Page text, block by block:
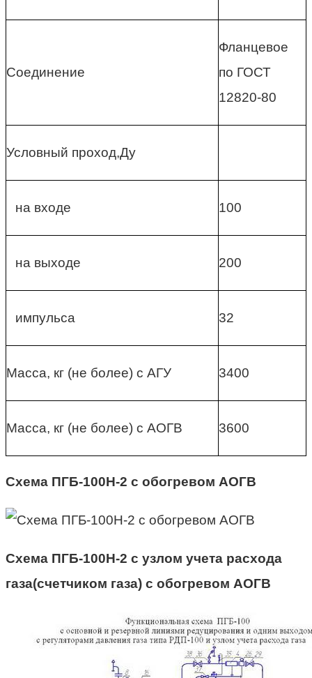
Соединение
Фланцевое
по ГОСТ
12820-80
Условный проход,Ду
на входе 100
на выходе 200
импульса 32
Масса, кг (не более) с АГУ 3400
Масса, кг (не более) с АОГВ 3600
Схема ПГБ-100Н-2 с обогревом АОГВ
Схема ПГБ-100Н-2 с узлом учета расхода
газа(счетчиком газа) с обогревом АОГВ